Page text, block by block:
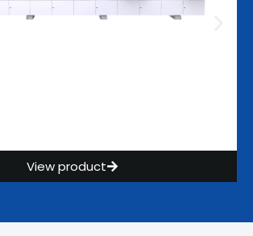
View product